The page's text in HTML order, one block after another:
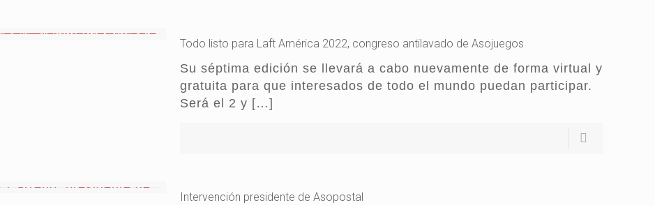
Todo listo para Laft América 2022, congreso antilavado de Asojuegos
Su séptima edición se llevará a cabo nuevamente de forma virtual y
gratuita para que interesados de todo el mundo puedan participar.
Será el 2 y […]
Intervención presidente de Asopostal